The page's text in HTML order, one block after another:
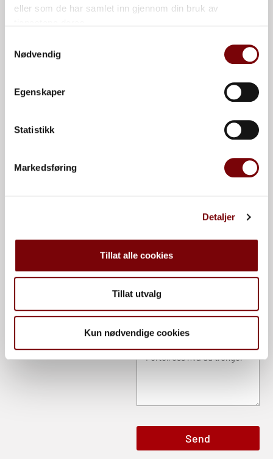
eller som de har samlet inn gjennom din bruk av
Nødvendig
Egenskaper
Statistikk
Markedsføring
Detaljer
Tillat alle cookies
Tillat utvalg
Kun nødvendige cookies
storlekar, från små hushållsbehållare på 120-240 liter
kubikmeter avfall. Typiska behållare för byggavfall kan
ha en kapacitet på 6–40 […]
Gjøvik, Norge | +47 994
884
Melding
Send